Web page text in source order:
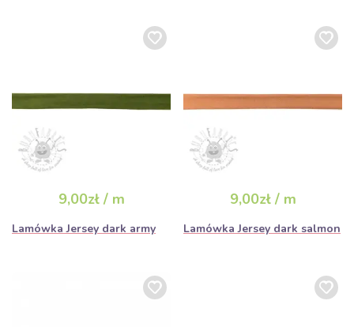
9,00zł / m
Lamówka Jersey dark army
9,00zł / m
Lamówka Jersey dark salmon